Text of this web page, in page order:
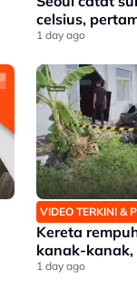
celsius,
1 day ago
VIDEO TERKINI &
Kereta
kanak-kanak,
1 day ago